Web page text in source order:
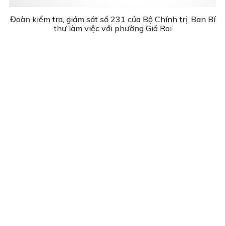
Đoàn kiểm tra, giám sát số 231 của Bộ Chính trị, Ban Bí
thư làm việc với phường Giá Rai